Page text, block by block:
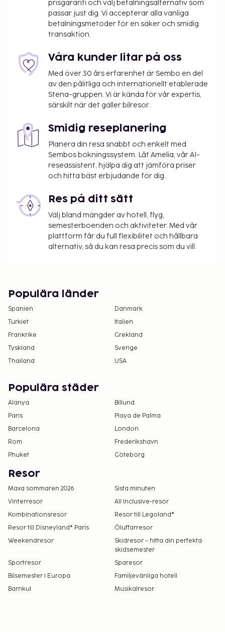
prisgaranti och välj betalningsalternativ som
passar just dig. Vi accepterar alla vanliga
betalningsmetoder för en säker och smidig
transaktion.
Våra kunder litar på oss
Med över 30 års erfarenhet är Sembo en del
av den pålitliga och internationellt etablerade
Stena-gruppen. Vi är kända för vår expertis,
särskilt när det gäller bilresor.
Smidig reseplanering
Planera din resa snabbt och enkelt med
Sembos bokningssystem. Låt Amelia, vår AI-
reseassistent, hjälpa dig att jämföra priser
och hitta bäst erbjudande för dig.
Res på ditt sätt
Välj bland mängder av hotell, flyg,
semesterboenden och aktiviteter. Med vår
plattform får du full flexibilitet och hållbara
alternativ, så du kan resa precis som du vill.
Populära länder
Spanien
Danmark
Turkiet
Italien
Frankrike
Grekland
Tyskland
Sverige
Thailand
USA
Populära städer
Alanya
Billund
Paris
Playa de Palma
Barcelona
London
Rom
Frederikshavn
Phuket
Göteborg
Resor
Maxa sommaren 2026
Sista minuten
Vinterresor
All Inclusive-resor
Kombinationsresor
Resor till Legoland®
Resor till Disneyland® Paris
Öluffarresor
Weekendresor
Skidresor – hitta din perfekta
skidsemester
Sportresor
Sparesor
Bilsemester i Europa
Familjevänliga hotell
Barnkul
Musikalresor